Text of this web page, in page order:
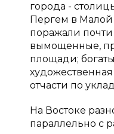
города -
Пергем в
поражали
вымощенные,
площади;
отчасти по
На Востоке
параллельно с